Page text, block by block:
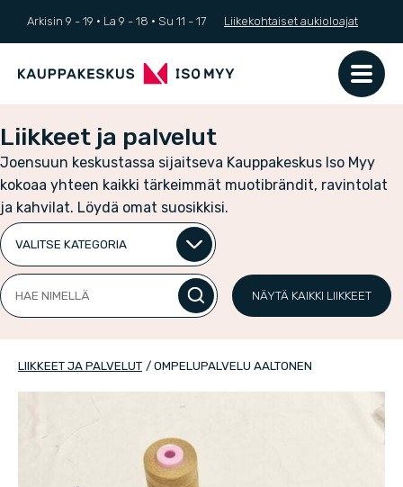
Arkisin 9 - 19 · La 9 - 18 · Su 11 - 17 Liikekohtaiset aukioloajat
Liikkeet ja palvelut
Joensuun keskustassa sijaitseva Kauppakeskus Iso Myy
kokoaa yhteen kaikki tärkeimmät muotibrändit, ravintolat
ja kahvilat. Löydä omat suosikkisi.
Valitse
kategoria
Hae
nimellä
NÄYTÄ KAIKKI LIIKKEET
LIIKKEET JA PALVELUT / OMPELUPALVELU AALTONEN